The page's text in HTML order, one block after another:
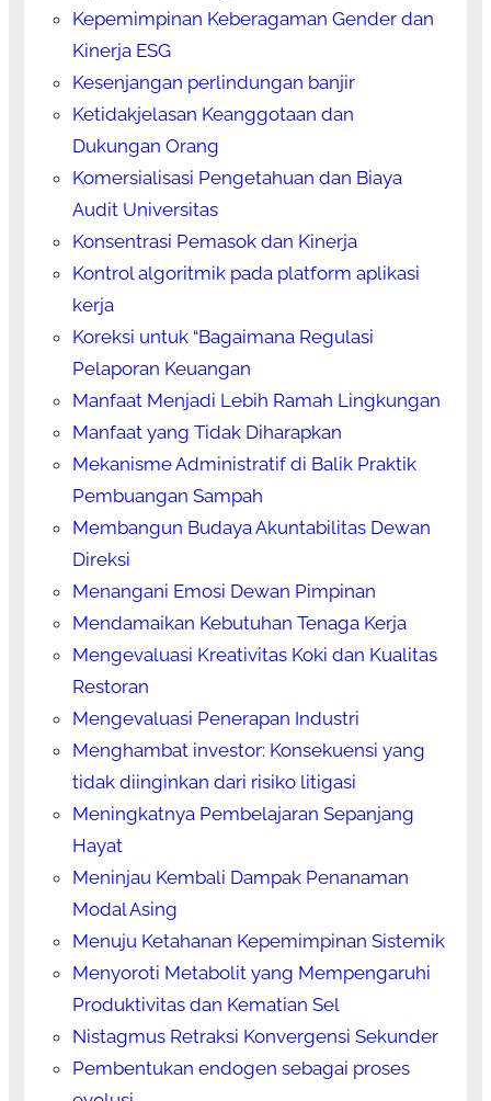
Kepemimpinan Keberagaman Gender dan
Kinerja ESG
Kesenjangan perlindungan banjir
Ketidakjelasan Keanggotaan dan
Dukungan Orang
Komersialisasi Pengetahuan dan Biaya
Audit Universitas
Konsentrasi Pemasok dan Kinerja
Kontrol algoritmik pada platform aplikasi
kerja
Koreksi untuk “Bagaimana Regulasi
Pelaporan Keuangan
Manfaat Menjadi Lebih Ramah Lingkungan
Manfaat yang Tidak Diharapkan
Mekanisme Administratif di Balik Praktik
Pembuangan Sampah
Membangun Budaya Akuntabilitas Dewan
Direksi
Menangani Emosi Dewan Pimpinan
Mendamaikan Kebutuhan Tenaga Kerja
Mengevaluasi Kreativitas Koki dan Kualitas
Restoran
Mengevaluasi Penerapan Industri
Menghambat investor: Konsekuensi yang
tidak diinginkan dari risiko litigasi
Meningkatnya Pembelajaran Sepanjang
Hayat
Meninjau Kembali Dampak Penanaman
Modal Asing
Menuju Ketahanan Kepemimpinan Sistemik
Menyoroti Metabolit yang Mempengaruhi
Produktivitas dan Kematian Sel
Nistagmus Retraksi Konvergensi Sekunder
Pembentukan endogen sebagai proses